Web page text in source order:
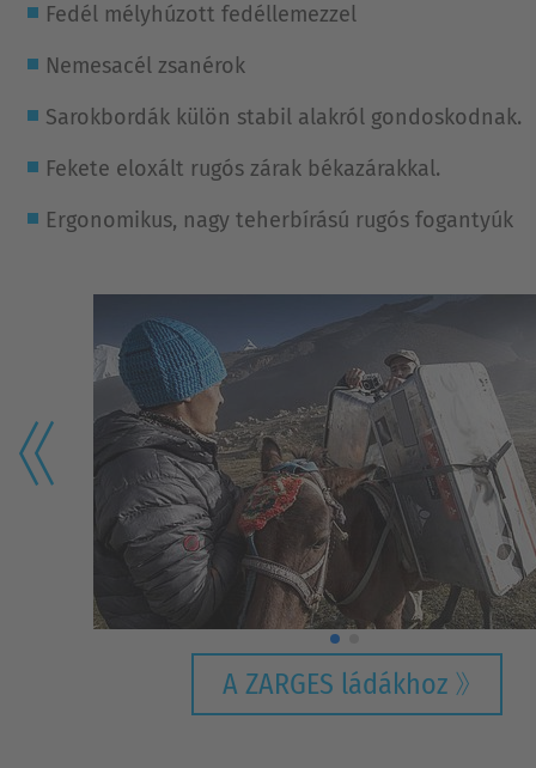
Fedél mélyhúzott fedéllemezzel
Nemesacél zsanérok
Sarokbordák külön stabil alakról gondoskodnak.
Fekete eloxált rugós zárak békazárakkal.
Ergonomikus, nagy teherbírású rugós fogantyúk
A ZARGES ládákhoz